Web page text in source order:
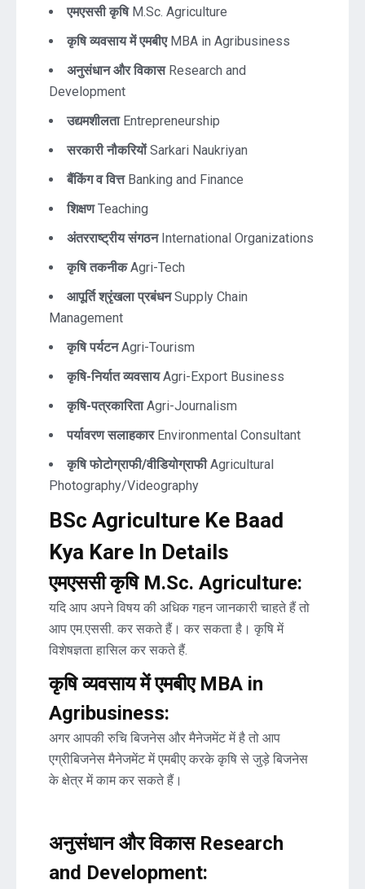
एमएससी कृषिM.Sc. Agriculture
कृषि व्यवसाय में एमबीएMBA in Agribusiness
अनुसंधान और विकासResearch and
Development
उद्यमशीलताEntrepreneurship
सरकारी नौकरियोंSarkari Naukriyan
बैंकिंग व वित्तBanking and Finance
शिक्षणTeaching
अंतरराष्ट्रीय संगठनInternational Organizations
कृषि तकनीकAgri-Tech
आपूर्ति श्रृंखला प्रबंधनSupply Chain
Management
कृषि पर्यटनAgri-Tourism
कृषि-निर्यात व्यवसायAgri-Export Business
कृषि-पत्रकारिताAgri-Journalism
पर्यावरण सलाहकारEnvironmental Consultant
कृषि फोटोग्राफी/वीडियोग्राफीAgricultural
Photography/Videography
BSc Agriculture Ke Baad
Kya Kare In Details
एमएससी कृषि M.Sc. Agriculture:
यदि आप अपने विषय की अधिक गहन जानकारी चाहते हैं तो
आप एम.एससी. कर सकते हैं। कर सकता है। कृषि में
विशेषज्ञता हासिल कर सकते हैं.
कृषि व्यवसाय में एमबीए MBA in
Agribusiness:
अगर आपकी रुचि बिजनेस और मैनेजमेंट में है तो आप
एग्रीबिजनेस मैनेजमेंट में एमबीए करके कृषि से जुड़े बिजनेस
के क्षेत्र में काम कर सकते हैं।
अनुसंधान और विकास Research
and Development: